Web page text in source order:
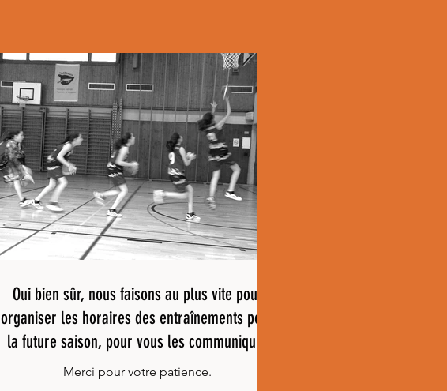
Oui bien sûr, nous faisons au plus vite pour
organiser les horaires des entraînements pour
la future saison, pour vous les communiquer
rapidement!
Merci pour votre patience.